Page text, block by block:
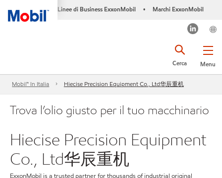
Linee di Business ExxonMobil • Marchi ExxonMobil
Menu
Cerca
Mobil™ In Italia Hiecise Precision Equipment Co., Ltd华辰重机
Trova l’olio giusto per il tuo macchinario
Hiecise Precision Equipment
Co., Ltd华辰重机
ExxonMobil is a trusted partner for thousands of industrial original